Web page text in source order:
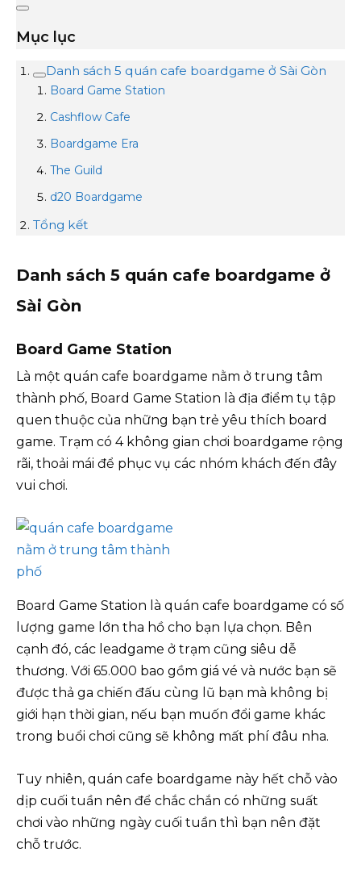
Mục lục
Danh sách 5 quán cafe boardgame ở Sài Gòn
Board Game Station
Cashflow Cafe
Boardgame Era
The Guild
d20 Boardgame
Tổng kết
Danh sách 5 quán cafe boardgame ở
Sài Gòn
Board Game Station
Là một quán cafe boardgame nằm ở trung tâm
thành phố, Board Game Station là địa điểm tụ tập
quen thuộc của những bạn trẻ yêu thích board
game. Trạm có 4 không gian chơi boardgame rộng
rãi, thoải mái để phục vụ các nhóm khách đến đây
vui chơi.
Board Game Station là quán cafe boardgame có số
lượng game lớn tha hồ cho bạn lựa chọn. Bên
cạnh đó, các leadgame ở trạm cũng siêu dễ
thương. Với 65.000 bao gồm giá vé và nước bạn sẽ
được thả ga chiến đấu cùng lũ bạn mà không bị
giới hạn thời gian, nếu bạn muốn đổi game khác
trong buổi chơi cũng sẽ không mất phí đâu nha.
Tuy nhiên, quán cafe boardgame này hết chỗ vào
dịp cuối tuần nên để chắc chắn có những suất
chơi vào những ngày cuối tuần thì bạn nên đặt
chỗ trước.